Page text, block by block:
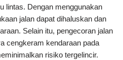
lintas. Dengan menggunakan
jalan dapat dihaluskan dan
Selain itu, pengecoran jalan
cengkeram kendaraan pada
risiko tergelincir.